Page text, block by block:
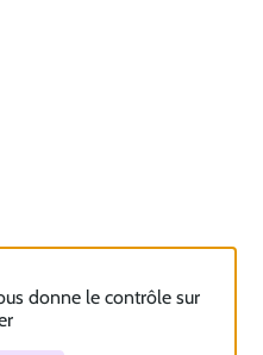
donne le contrôle sur